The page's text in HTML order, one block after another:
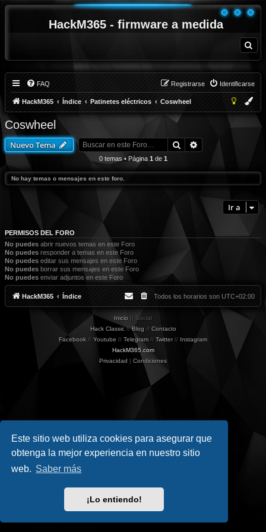
Este sitio web utiliza cookies para asegurar que
obtenga la mejor experiencia en nuestro sitio
web. Saber más
¡Lo entiendo!
HackM365 - firmware a medida
u
FAQ Identificarse
Registrarse
HackM365 Índice Patinetes eléctricos Coswheel
Coswheel
Nuevo Tema Buscar
0 temas • Página 1 de 1
No hay temas o mensajes en este foro.
Ir a
PERMISOS DEL FORO
No puedes abrir nuevos temas en este Foro
No puedes responder a temas en este Foro
No puedes editar sus mensajes en este Foro
No puedes borrar sus mensajes en este Foro
No puedes enviar adjuntos en este Foro
HackM365 Índice Todos los horarios son UTC+02:00
Inicio || Social
Hack Classic//Blog // Contacto
Facebook // Youtube // Telegram // Twitter// Instagram
HackM365.com
Privacidad | Condiciones